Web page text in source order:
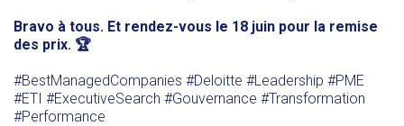
Bravo à tous. Et rendez-vous le 18 juin pour la remise
des prix. 🏆
#BestManagedCompanies #Deloitte #Leadership #PME
#ETI #ExecutiveSearch #Gouvernance #Transformation
#Performance